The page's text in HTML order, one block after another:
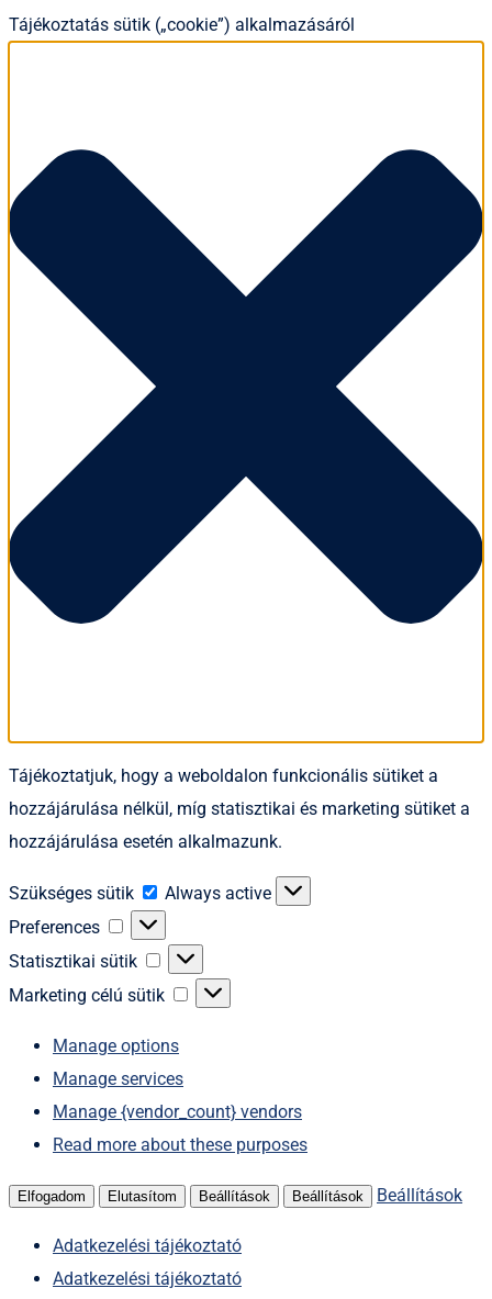
Tájékoztatás sütik („cookie”) alkalmazásáról
Tájékoztatjuk, hogy a weboldalon funkcionális sütiket a
hozzájárulása nélkül, míg statisztikai és marketing sütiket a
hozzájárulása esetén alkalmazunk.
Szükséges sütik
Szükséges
Always active
Preferences
Preferences
Statisztikai sütik
Statisztikai
sütik
Marketing célú sütik
Marketing
Manage options
Manage services
Manage {vendor_count} vendors
Read more about these purposes
Elfogadom Elutasítom Beállítások Beállítások Beállítások
Adatkezelési tájékoztató
Adatkezelési tájékoztató